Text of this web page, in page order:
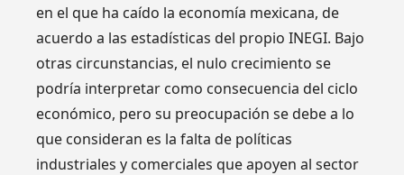
en el que ha caído la economía mexicana, de
acuerdo a las estadísticas del propio INEGI. Bajo
otras circunstancias, el nulo crecimiento se
podría interpretar como consecuencia del ciclo
económico, pero su preocupación se debe a lo
que consideran es la falta de políticas
industriales y comerciales que apoyen al sector